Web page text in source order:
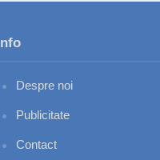
Despre noi
Publicitate
Contact